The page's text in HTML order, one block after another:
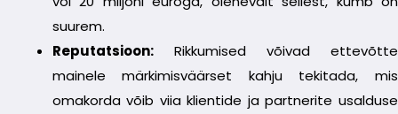
suurem.
Reputatsioon:Rikkumised võivad ettevõtte
mainele märkimisväärset kahju tekitada, mis
omakorda võib viia klientide ja partnerite usalduse